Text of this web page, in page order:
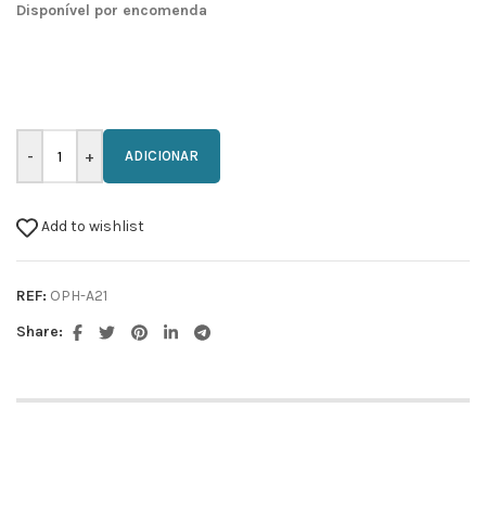
Disponível por encomenda
ADICIONAR
Add to wishlist
REF: OPH-A21
Share: